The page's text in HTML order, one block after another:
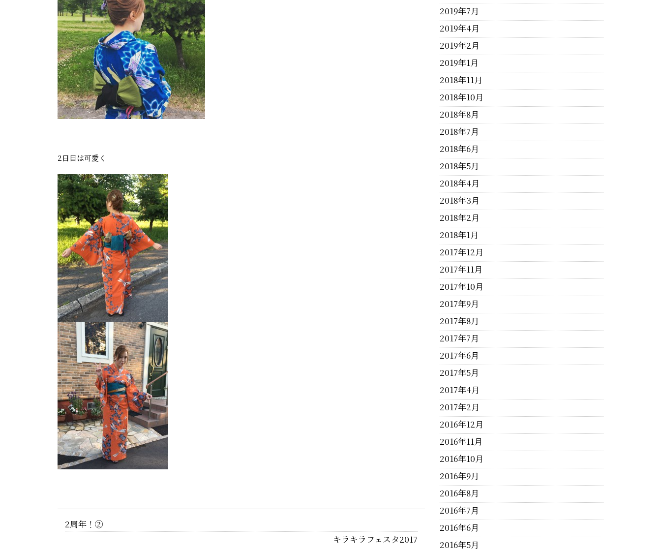
2日目は可愛く
2周年！②
キラキラフェスタ2017
2019年7月
2019年4月
2019年2月
2019年1月
2018年11月
2018年10月
2018年8月
2018年7月
2018年6月
2018年5月
2018年4月
2018年3月
2018年2月
2018年1月
2017年12月
2017年11月
2017年10月
2017年9月
2017年8月
2017年7月
2017年6月
2017年5月
2017年4月
2017年2月
2016年12月
2016年11月
2016年10月
2016年9月
2016年8月
2016年7月
2016年6月
2016年5月